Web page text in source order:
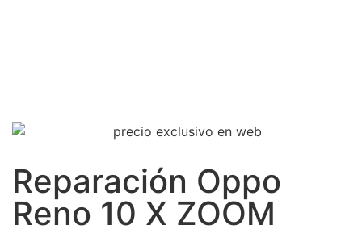
Reparación Oppo
Reno 10 X ZOOM